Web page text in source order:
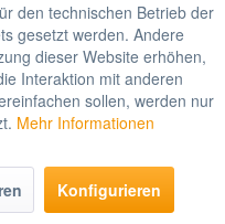
den technischen Betrieb der
gesetzt werden. Andere
dieser Website erhöhen,
Interaktion mit anderen
sollen, werden nur
Mehr Informationen
Konfigurieren